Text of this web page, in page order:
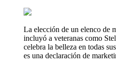
La elección de un elenco de
incluyó a veteranas como
celebra la belleza en todas
es una declaración de